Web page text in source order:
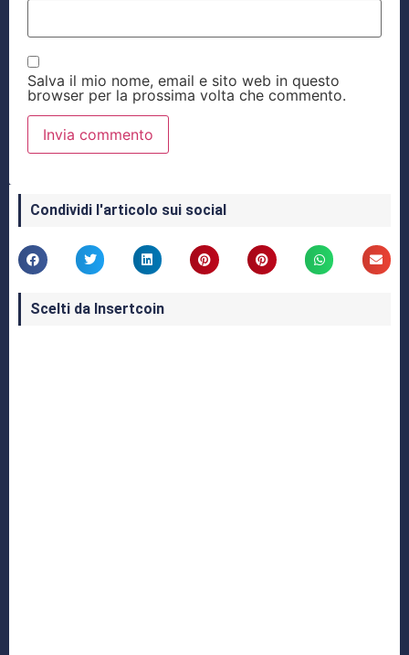
Salva il mio nome, email e sito web in questo
browser per la prossima volta che commento.
Condividi l'articolo sui social
Scelti da Insertcoin